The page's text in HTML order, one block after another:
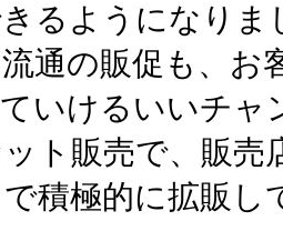
るようになり
通の販促も、お
いけるいいチャ
ト販売で、販売
積極的に拡販し